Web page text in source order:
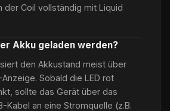
der Coil vollständig mit Liquid
Akku geladen werden?
den Akkustand meist über
Sobald die LED rot
sollte das Gerät über das
Kabel an eine Stromquelle (z.B.